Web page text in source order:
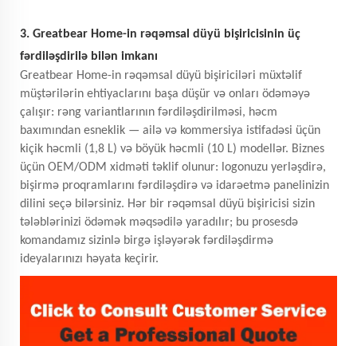
3. Greatbear Home-in rəqəmsal düyü bişiricisinin üç
fərdiləşdirilə bilən imkanı
Greatbear Home-in rəqəmsal düyü bişiriciləri müxtəlif
müştərilərin ehtiyaclarını başa düşür və onları ödəməyə
çalışır: rəng variantlarının fərdiləşdirilməsi, həcm
baxımından esneklik — ailə və kommersiya istifadəsi üçün
kiçik həcmli (1,8 L) və böyük həcmli (10 L) modellər. Biznes
üçün OEM/ODM xidməti təklif olunur: logonuzu yerləşdirə,
bişirmə proqramlarını fərdiləşdirə və idarəetmə panelinizin
dilini seçə bilərsiniz. Hər bir rəqəmsal düyü bişiricisi sizin
tələblərinizi ödəmək məqsədilə yaradılır; bu prosesdə
komandamız sizinlə birgə işləyərək fərdiləşdirmə
ideyalarınızı həyata keçirir.